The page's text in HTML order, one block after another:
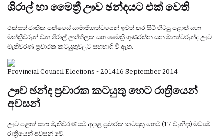
ශිරාල් හා මෛත්‍රී ඌව ඡන්දයට එක්‌ වෙති
එක්‌සත් ජාතික පක්‌ෂයේ සාමාජිකත්වයෙන් ඉවත් කර සිටි හිටපු පළාත් සභා
මන්ත්‍රීවරුන් වන ශිරාල් ලක්‌තිලක සහ මෛත්‍රි ගුණරත්න යන මහත්වරුන්ද ඌව
මැතිවරණ ප්‍රචාරක කටයුතුවලට සහභාගි වී ඇත.
Provincial Council Elections - 201416 September 2014
ඌව ඡන්ද ප්‍රචාරක කටයුතු හෙට රාත්‍රියෙන්
අවසන්
ඌව පළාත් සභා මැතිවරණයට අදාළ ප්‍රචාරක කටයුතු හෙට (17 වැනිදා) මධ්‍යම
රාත්‍රියෙන් අවසන් වේ.